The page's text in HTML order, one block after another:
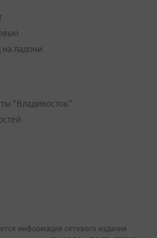
на ладони
"Владивосток"
информация сетевого издания